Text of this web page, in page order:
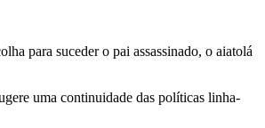
para suceder o pai assassinado, o aiatolá
uma continuidade das políticas linha-